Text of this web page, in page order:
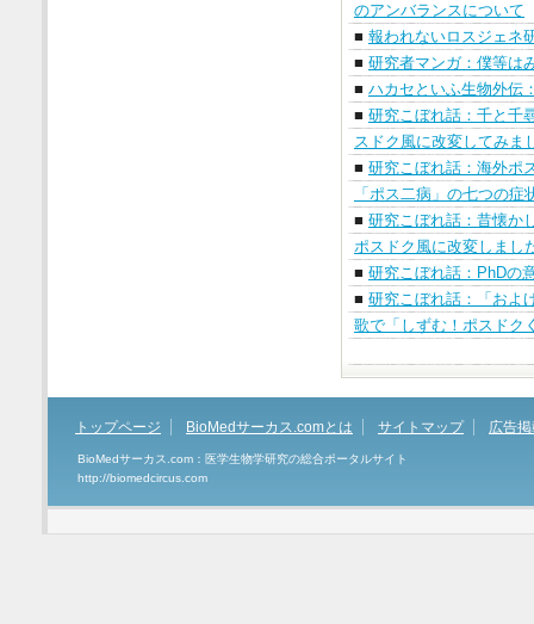
のアンバランスについて
■ 報われないロスジェネ
■ 研究者マンガ：僕等は
■ ハカセといふ生物外伝
■ 研究こぼれ話：千と千
スドク風に改変してみま
■ 研究こぼれ話：海外ポ
「ポス二病」の七つの症
■ 研究こぼれ話：昔懐か
ポスドク風に改変しまし
■ 研究こぼれ話：PhDの
■ 研究こぼれ話：「およ
歌で「しずむ！ポスドク
トップページ BioMedサーカス.comとは サイトマップ 広告
BioMedサーカス.com：医学生物学研究の総合ポータルサイト
http://biomedcircus.com